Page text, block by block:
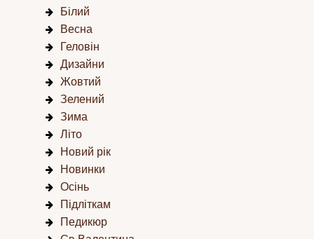
Білий
Весна
Геловін
Дизайни
Жовтий
Зелений
Зима
Літо
Новий рік
Новинки
Осінь
Підліткам
Педикюр